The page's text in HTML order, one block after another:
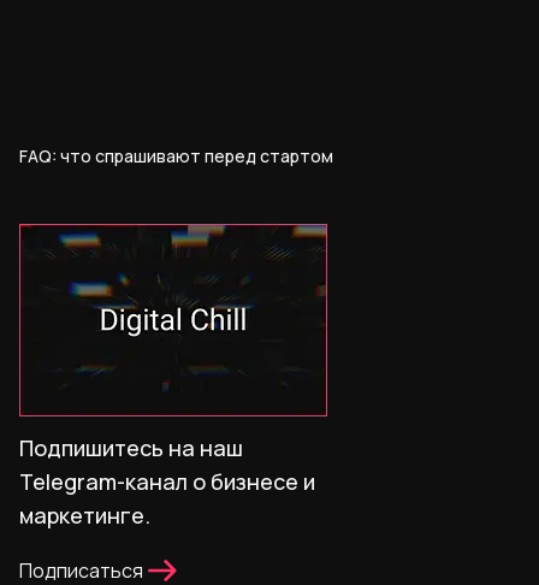
FAQ: что спрашивают перед стартом
Подпишитесь на наш
Telegram-канал о бизнесе и
маркетинге.
Подписаться